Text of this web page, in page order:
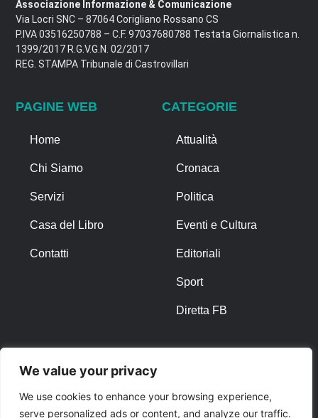
We value your privacy
We use cookies to enhance your browsing experience,
serve personalized ads or content, and analyze our traffic.
Associazione Informazione & Comunicazione
Via Locri SNC – 87064 Corigliano Rossano CS
P.IVA 03516250788 – C.F. 97037680788 Testata Giornalistica n.
1399/2017 R.G.V.G.N. 02/2017
REG. STAMPA Tribunale di Castrovillari
PAGINE WEB
Home
Chi Siamo
Servizi
Casa del Libro
Contatti
CATEGORIE
Attualità
Cronaca
Politica
Eventi e Cultura
Editoriali
Sport
Diretta FB
Privacy Policy